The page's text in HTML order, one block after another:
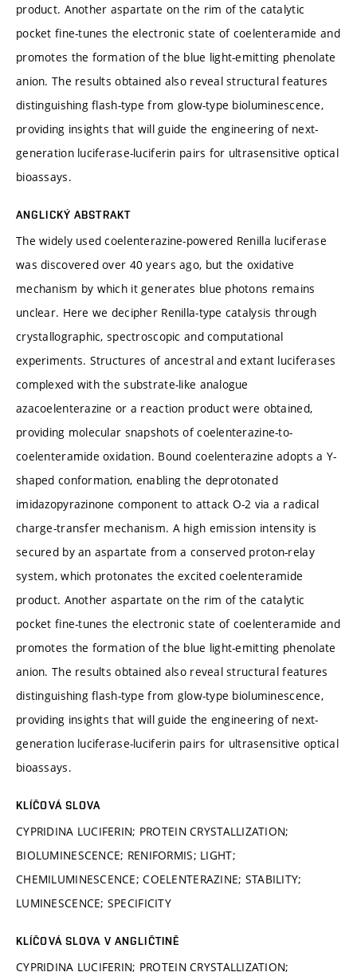
product. Another aspartate on the rim of the catalytic
pocket fine-tunes the electronic state of coelenteramide and
promotes the formation of the blue light-emitting phenolate
anion. The results obtained also reveal structural features
distinguishing flash-type from glow-type bioluminescence,
providing insights that will guide the engineering of next-
generation luciferase-luciferin pairs for ultrasensitive optical
bioassays.
ANGLICKÝ ABSTRAKT
The widely used coelenterazine-powered Renilla luciferase
was discovered over 40 years ago, but the oxidative
mechanism by which it generates blue photons remains
unclear. Here we decipher Renilla-type catalysis through
crystallographic, spectroscopic and computational
experiments. Structures of ancestral and extant luciferases
complexed with the substrate-like analogue
azacoelenterazine or a reaction product were obtained,
providing molecular snapshots of coelenterazine-to-
coelenteramide oxidation. Bound coelenterazine adopts a Y-
shaped conformation, enabling the deprotonated
imidazopyrazinone component to attack O-2 via a radical
charge-transfer mechanism. A high emission intensity is
secured by an aspartate from a conserved proton-relay
system, which protonates the excited coelenteramide
product. Another aspartate on the rim of the catalytic
pocket fine-tunes the electronic state of coelenteramide and
promotes the formation of the blue light-emitting phenolate
anion. The results obtained also reveal structural features
distinguishing flash-type from glow-type bioluminescence,
providing insights that will guide the engineering of next-
generation luciferase-luciferin pairs for ultrasensitive optical
bioassays.
KLÍČOVÁ SLOVA
CYPRIDINA LUCIFERIN; PROTEIN CRYSTALLIZATION;
BIOLUMINESCENCE; RENIFORMIS; LIGHT;
CHEMILUMINESCENCE; COELENTERAZINE; STABILITY;
LUMINESCENCE; SPECIFICITY
KLÍČOVÁ SLOVA V ANGLIČTINĚ
CYPRIDINA LUCIFERIN; PROTEIN CRYSTALLIZATION;